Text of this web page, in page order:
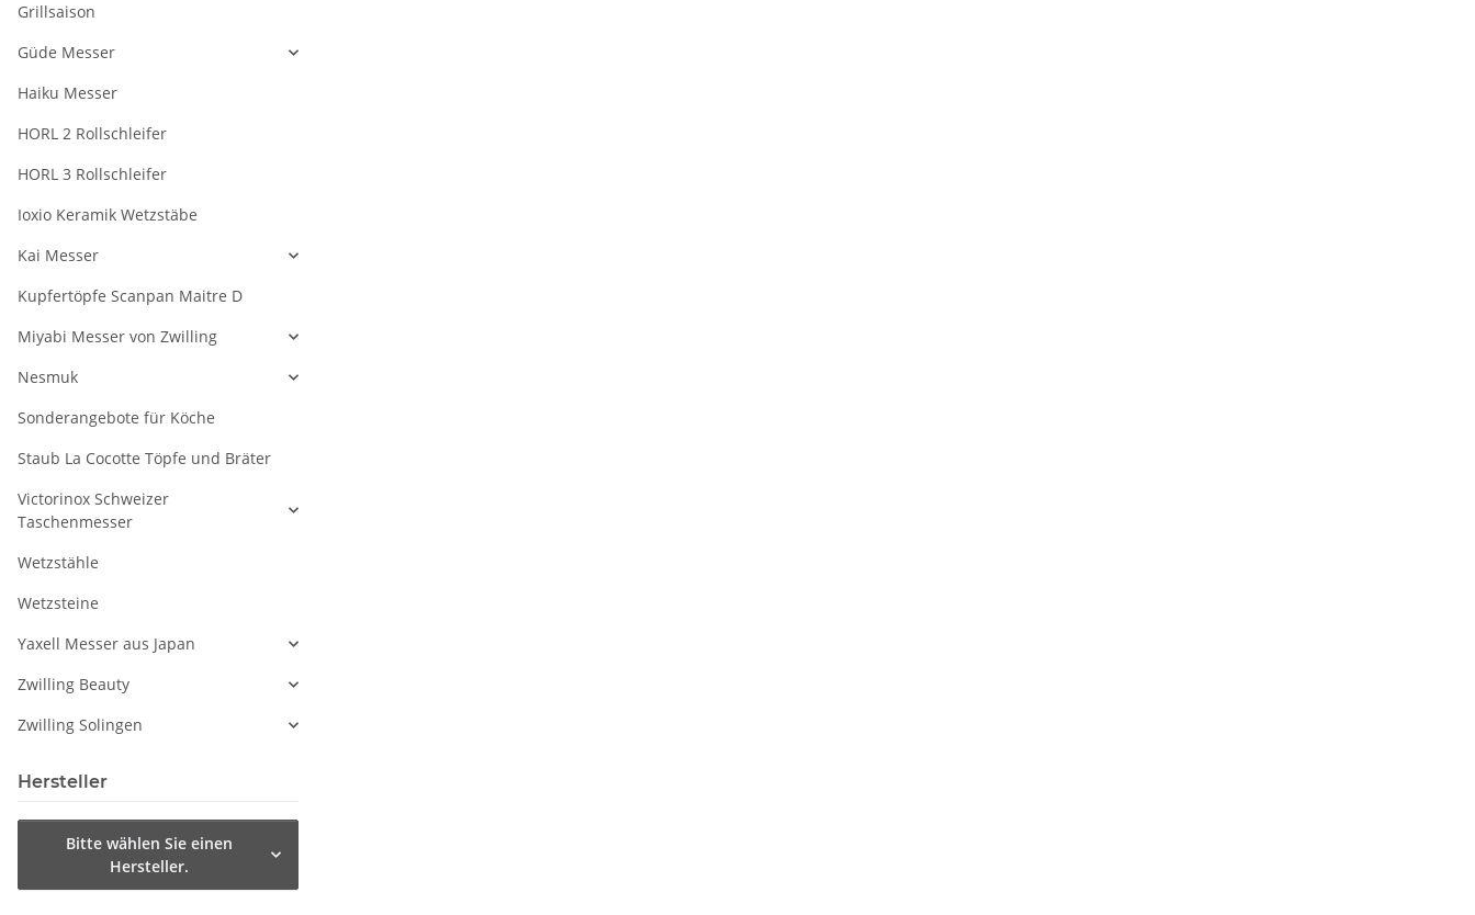
Grillsaison
Güde Messer
Haiku Messer
HORL 2 Rollschleifer
HORL 3 Rollschleifer
Ioxio Keramik Wetzstäbe
Kai Messer
Kupfertöpfe Scanpan Maitre D
Miyabi Messer von Zwilling
Nesmuk
Sonderangebote für Köche
Staub La Cocotte Töpfe und Bräter
Victorinox Schweizer
Taschenmesser
Wetzstähle
Wetzsteine
Yaxell Messer aus Japan
Zwilling Beauty
Zwilling Solingen
Hersteller
Bitte wählen Sie einen
Hersteller.